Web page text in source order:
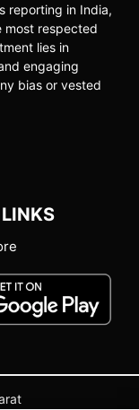
reporting in India,
most respected
lies in
engaging
bias or vested